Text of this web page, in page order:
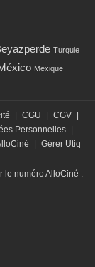
Turquie
Mexique
| CGU | CGV |
Personnelles |
| Gérer Utiq
le numéro AlloCiné :